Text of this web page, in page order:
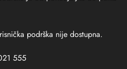
podrška nije dostupna.
555